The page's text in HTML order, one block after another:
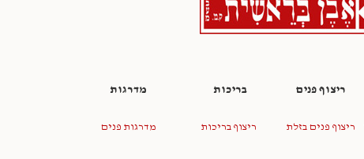
ריצוף פנים בריכות מדרגות
ריצוף פנים בזלת ריצוף בריכות מדרגות פנים